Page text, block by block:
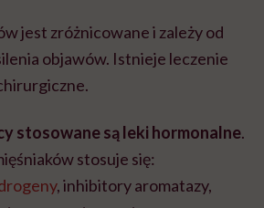
jest zróżnicowane i zależy od
objawów. Istnieje leczenie
stosowane są leki hormonalne.
stosuje się:
, inhibitory aromatazy,